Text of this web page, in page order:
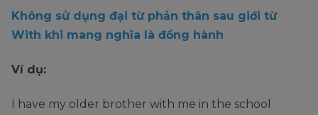
Không sử dụng đại từ phản thân sau giới từ
With khi mang nghĩa là đồng hành
Ví dụ:
I have my older brother with me in the school